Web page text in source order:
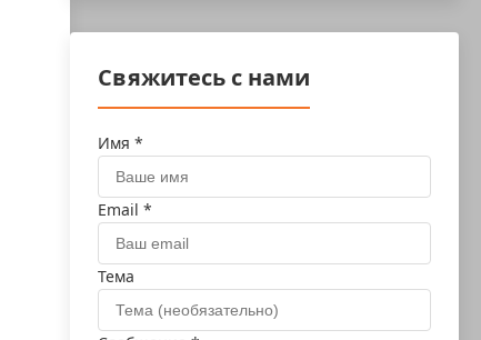
Свяжитесь с нами
Имя *
Email *
Тема